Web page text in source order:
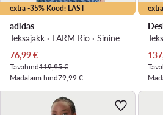
extra -35% Kood: LAST
adidas
Teksajakk · FARM Rio · Sinine
Praegune hind
76,99€
Tavahind119,95 €
Madalaim hind79,99 €